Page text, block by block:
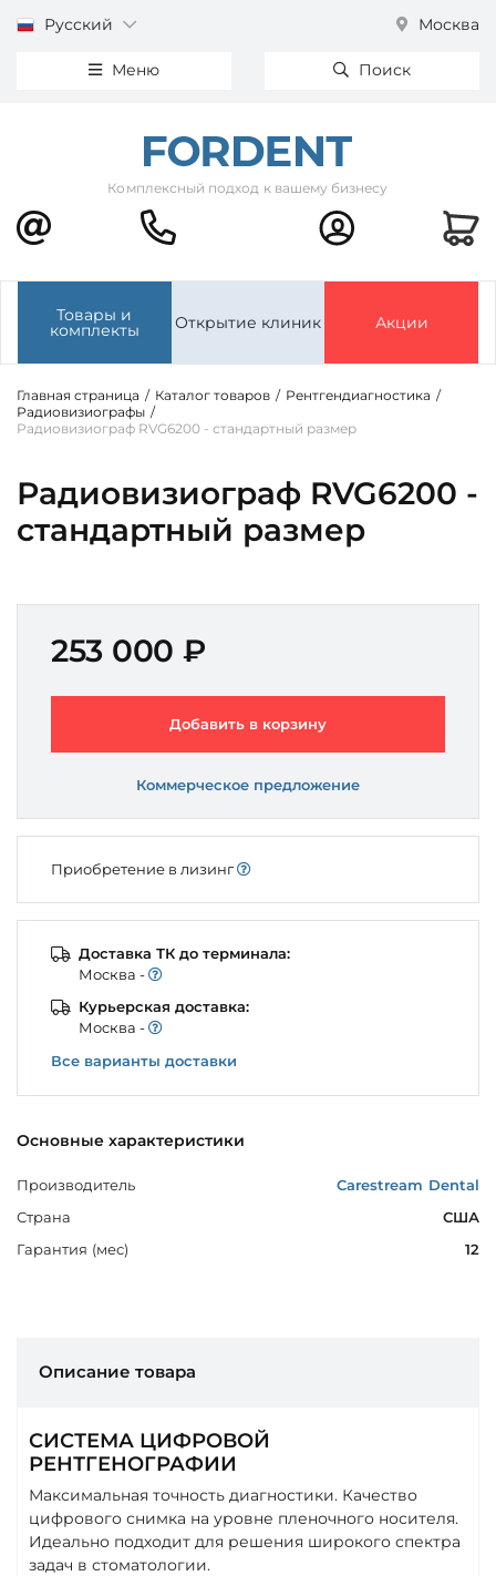
Русский Москва
Меню Поиск
Комплексный подход к вашему бизнесу
Товары и
комплекты Открытие клиник Акции
Главная страница / Каталог товаров / Рентгендиагностика /
Радиовизиографы /
Радиовизиограф RVG6200 - стандартный размер
Радиовизиограф RVG6200 -
стандартный размер
Основные характеристики
Производитель
Carestream Dental
Страна
США
Гарантия (мес)
12
253 000 ₽
Добавить в корзину
Коммерческое предложение
Приобретение в лизинг
Доставка ТК до терминала:
Моcква -
Курьерская доставка:
Моcква -
Все варианты доставки
Описание товара
СИСТЕМА ЦИФРОВОЙ
РЕНТГЕНОГРАФИИ
Максимальная точность диагностики. Качество
цифрового снимка на уровне пленочного носителя.
Идеально подходит для решения широкого спектра
задач в стоматологии.